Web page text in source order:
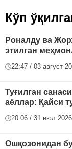
Кўп
Роналду ва
этилган
22:47 / 03 август
Туғилган
аёллар: Қайси
20:06 / 31 июл 2026
Ошқозонидан